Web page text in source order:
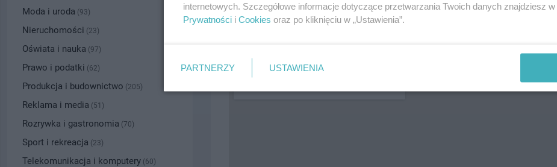
PRZYBLIŻONA LOKALIZACJA NA MAPIE
Moda i uroda (93)
Nieruchomości (23)
Oświata i nauka (97)
Prawo i podatki (62)
Produkcja i budownictwo (205)
Reklama i media (51)
Rozrywka i gastronomia (70)
Sport i rekreacja (23)
Telekomunikacja i komputery (60)
internetowych. Szczegółowe informacje dotyczące przetwarzania Twoich danych znajdziesz w
Prywatności i Cookies oraz po kliknięciu w „Ustawienia”.
PARTNERZY USTAWIENIA